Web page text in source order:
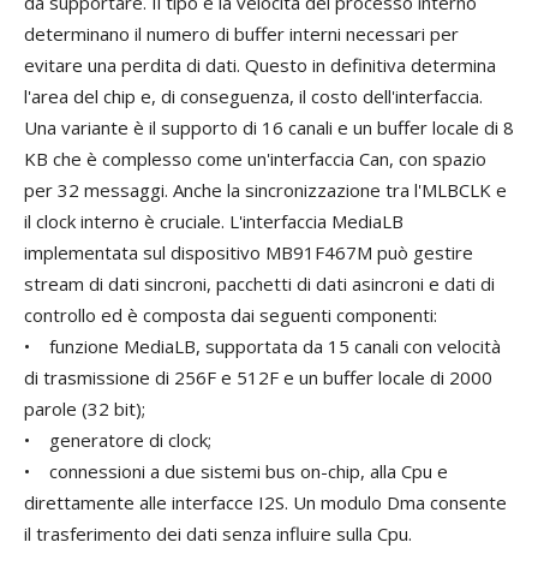
determinano il numero di buffer interni necessari per
evitare una perdita di dati. Questo in definitiva determina
l'area del chip e, di conseguenza, il costo dell'interfaccia.
Una variante è il supporto di 16 canali e un buffer locale di 8
KB che è complesso come un'interfaccia Can, con spazio
per 32 messaggi. Anche la sincronizzazione tra l'MLBCLK e
il clock interno è cruciale. L'interfaccia MediaLB
implementata sul dispositivo MB91F467M può gestire
stream di dati sincroni, pacchetti di dati asincroni e dati di
controllo ed è composta dai seguenti componenti:
• funzione MediaLB, supportata da 15 canali con velocità
di trasmissione di 256F e 512F e un buffer locale di 2000
parole (32 bit);
• generatore di clock;
• connessioni a due sistemi bus on-chip, alla Cpu e
direttamente alle interfacce I2S. Un modulo Dma consente
il trasferimento dei dati senza influire sulla Cpu.